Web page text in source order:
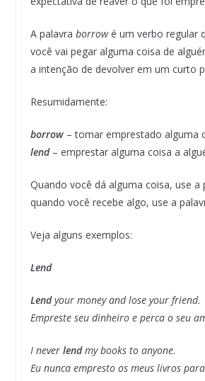
A palavra borrowé um verbo regular
você vai pegar alguma coisa de
a intenção de devolver em um curto
Resumidamente:
borrow– tomar emprestado alguma
lend– emprestar alguma coisa a
Quando você dá alguma coisa, use a
quando você recebe algo, use a
Veja alguns exemplos:
Lend
Lendyour money and lose your friend.
Empreste seu dinheiro e perca o seu
I never lendmy books to anyone.
Eu nunca empresto os meus livros